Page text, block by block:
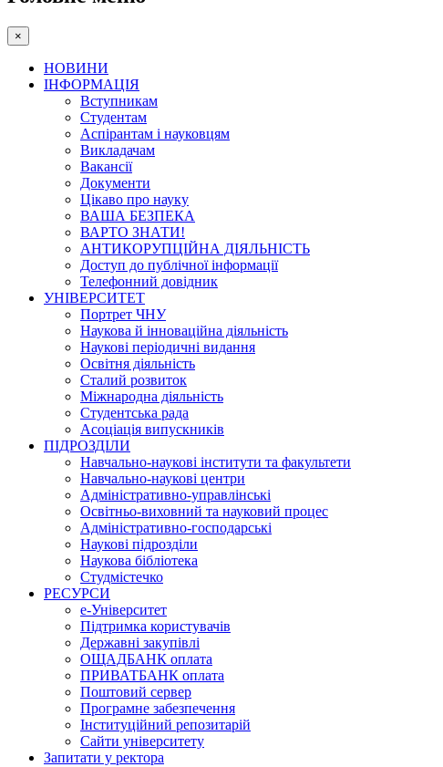
×
НОВИНИ
ІНФОРМАЦІЯ
Вступникам
Студентам
Аспірантам і науковцям
Викладачам
Вакансії
Документи
Цікаво про науку
ВАША БЕЗПЕКА
ВАРТО ЗНАТИ!
АНТИКОРУПЦІЙНА ДІЯЛЬНІСТЬ
Доступ до публічної інформації
Телефонний довідник
УНІВЕРСИТЕТ
Портрет ЧНУ
Наукова й інноваційна діяльність
Наукові періодичні видання
Освітня діяльність
Сталий розвиток
Міжнародна діяльність
Студентська рада
Асоціація випускників
ПІДРОЗДІЛИ
Навчально-наукові інститути та факультети
Навчально-наукові центри
Адміністративно-управлінські
Освітньо-виховний та науковий процес
Адміністративно-господарські
Наукові підрозділи
Наукова бібліотека
Студмістечко
РЕСУРСИ
е-Університет
Підтримка користувачів
Державні закупівлі
ОЩАДБАНК оплата
ПРИВАТБАНК оплата
Поштовий сервер
Програмне забезпечення
Інституційний репозитарій
Сайти університету
Запитати у ректора